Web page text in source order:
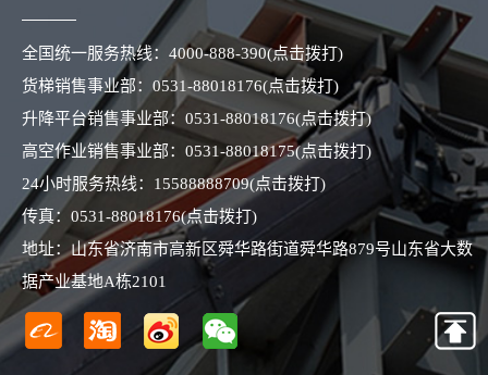
全国统一服务热线： 4000-888-390(点击拨打)
货梯销售事业部： 0531-88018176(点击拨打)
升降平台销售事业部： 0531-88018176(点击拨打)
高空作业销售事业部： 0531-88018175(点击拨打)
24小时服务热线： 15588888709(点击拨打)
传真： 0531-88018176(点击拨打)
地址：山东省济南市高新区舜华路街道舜华路879号山东省大数
据产业基地A栋2101